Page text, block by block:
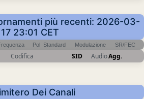
più recenti: 2026-03-
17 23:01 CET
Pol Standard Modulazione SR/FEC
Codifica SID AudioAgg.
Dei Canali